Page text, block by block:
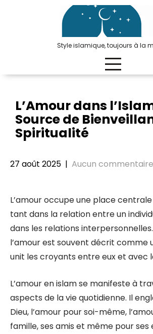
Style islamique, toujours à la
L’Amour dans
Source de
Spiritualité
27 août 2025 | Aucun commentaire
L’amour occupe une place centrale
tant dans la relation entre un
dans les relations
l’amour est souvent décrit comme
unit les croyants entre eux et avec
L’amour en islam se manifeste à
aspects de la vie quotidienne. Il
Dieu, l’amour pour soi-même,
famille, ses amis et même pour ses